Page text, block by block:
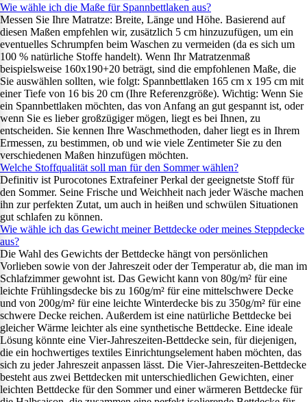
Wie wähle ich die Maße für Spannbettlaken aus?
Messen Sie Ihre Matratze: Breite, Länge und Höhe. Basierend auf
diesen Maßen empfehlen wir, zusätzlich 5 cm hinzuzufügen, um ein
eventuelles Schrumpfen beim Waschen zu vermeiden (da es sich um
100 % natürliche Stoffe handelt). Wenn Ihr Matratzenmaß
beispielsweise 160x190+20 beträgt, sind die empfohlenen Maße, die
Sie auswählen sollten, wie folgt: Spannbettlaken 165 cm x 195 cm mit
einer Tiefe von 16 bis 20 cm (Ihre Referenzgröße). Wichtig: Wenn Sie
ein Spannbettlaken möchten, das von Anfang an gut gespannt ist, oder
wenn Sie es lieber großzügiger mögen, liegt es bei Ihnen, zu
entscheiden. Sie kennen Ihre Waschmethoden, daher liegt es in Ihrem
Ermessen, zu bestimmen, ob und wie viele Zentimeter Sie zu den
verschiedenen Maßen hinzufügen möchten.
Welche Stoffqualität soll man für den Sommer wählen?
Definitiv ist Purocotones Extrafeiner Perkal der geeignetste Stoff für
den Sommer. Seine Frische und Weichheit nach jeder Wäsche machen
ihn zur perfekten Zutat, um auch in heißen und schwülen Situationen
gut schlafen zu können.
Wie wähle ich das Gewicht meiner Bettdecke oder meines Steppdecke
aus?
Die Wahl des Gewichts der Bettdecke hängt von persönlichen
Vorlieben sowie von der Jahreszeit oder der Temperatur ab, die man im
Schlafzimmer gewohnt ist. Das Gewicht kann von 80g/m² für eine
leichte Frühlingsdecke bis zu 160g/m² für eine mittelschwere Decke
und von 200g/m² für eine leichte Winterdecke bis zu 350g/m² für eine
schwere Decke reichen. Außerdem ist eine natürliche Bettdecke bei
gleicher Wärme leichter als eine synthetische Bettdecke. Eine ideale
Lösung könnte eine Vier-Jahreszeiten-Bettdecke sein, für diejenigen,
die ein hochwertiges textiles Einrichtungselement haben möchten, das
sich zu jeder Jahreszeit anpassen lässt. Die Vier-Jahreszeiten-Bettdecke
besteht aus zwei Bettdecken mit unterschiedlichen Gewichten, einer
leichten Bettdecke für den Sommer und einer wärmeren Bettdecke für